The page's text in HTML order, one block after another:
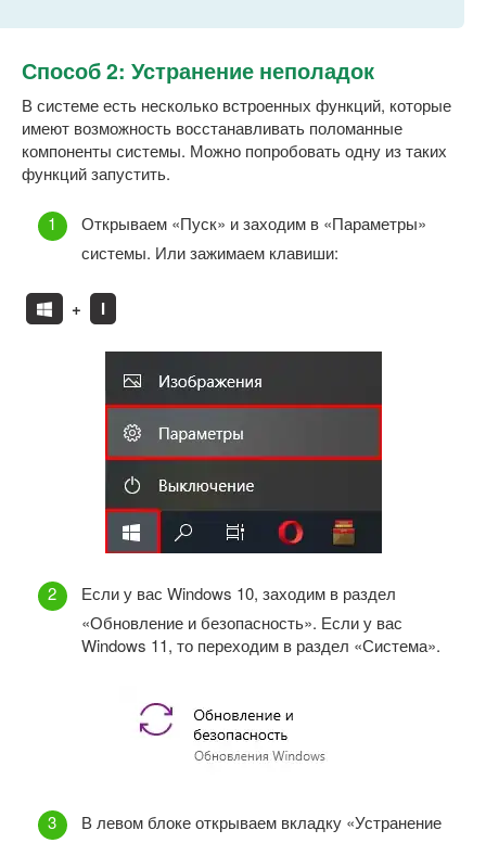
Способ 2: Устранение неполадок
В системе есть несколько встроенных функций, которые
имеют возможность восстанавливать поломанные
компоненты системы. Можно попробовать одну из таких
функций запустить.
Открываем «Пуск» и заходим в «Параметры»
системы. Или зажимаем клавиши:
+ I
Если у вас Windows 10, заходим в раздел
«Обновление и безопасность». Если у вас
Windows 11, то переходим в раздел «Система».
В левом блоке открываем вкладку «Устранение